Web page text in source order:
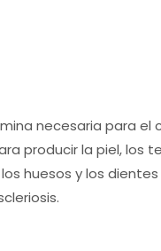
necesaria para
producir la piel, los
huesos y los